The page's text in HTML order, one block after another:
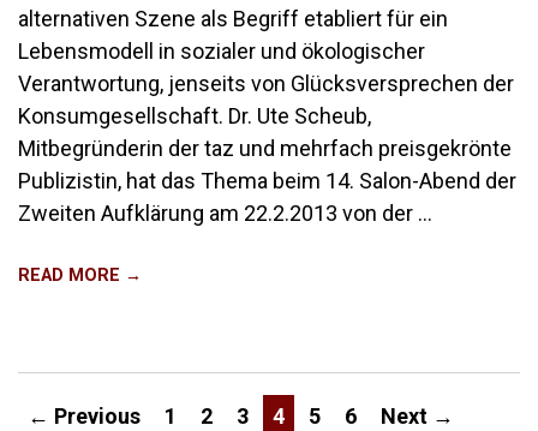
alternativen Szene als Begriff etabliert für ein
Lebensmodell in sozialer und ökologischer
Verantwortung, jenseits von Glücksversprechen der
Konsumgesellschaft. Dr. Ute Scheub,
Mitbegründerin der taz und mehrfach preisgekrönte
Publizistin, hat das Thema beim 14. Salon-Abend der
Zweiten Aufklärung am 22.2.2013 von der …
READ MORE →
← Previous 1 2 3 4 5 6 Next →